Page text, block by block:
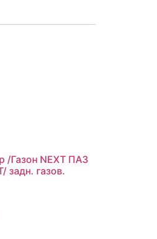
/Газон NEXT ПАЗ
задн. газов.